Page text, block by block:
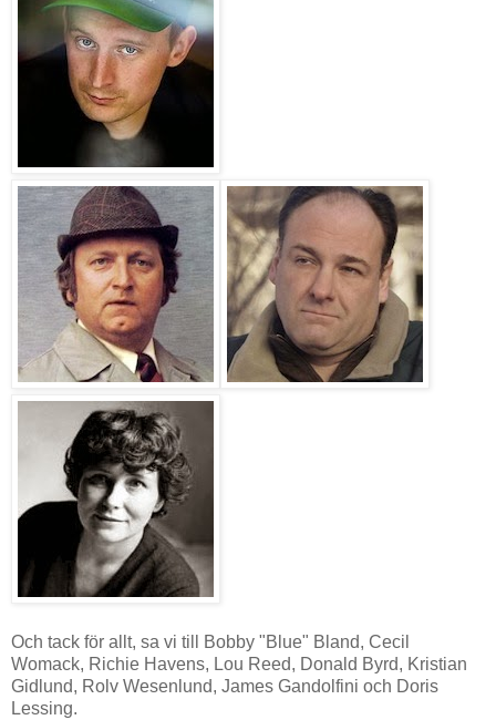
Och tack för allt, sa vi till Bobby "Blue" Bland, Cecil
Womack, Richie Havens, Lou Reed, Donald Byrd, Kristian
Gidlund, Rolv Wesenlund, James Gandolfini och Doris
Lessing.